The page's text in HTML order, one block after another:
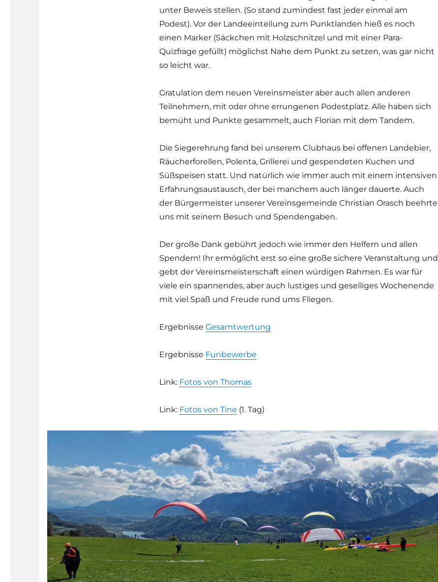
unter Beweis stellen. (So stand zumindest fast jeder einmal am
Podest). Vor der Landeeinteilung zum Punktlanden hieß es noch
einen Marker (Säckchen mit Holzschnitzel und mit einer Para-
Quizfrage gefüllt) möglichst Nahe dem Punkt zu setzen, was gar nicht
so leicht war.
Gratulation dem neuen Vereinsmeister aber auch allen anderen
Teilnehmern, mit oder ohne errungenen Podestplatz. Alle haben sich
bemüht und Punkte gesammelt, auch Florian mit dem Tandem.
Die Siegerehrung fand bei unserem Clubhaus bei offenen Landebier,
Räucherforellen, Polenta, Grillerei und gespendeten Kuchen und
Süßspeisen statt. Und natürlich wie immer auch mit einem intensiven
Erfahrungsaustausch, der bei manchem auch länger dauerte. Auch
der Bürgermeister unserer Vereinsgemeinde Christian Orasch beehrte
uns mit seinem Besuch und Spendengaben.
Der große Dank gebührt jedoch wie immer den Helfern und allen
Spendern! Ihr ermöglicht erst so eine große sichere Veranstaltung und
gebt der Vereinsmeisterschaft einen würdigen Rahmen. Es war für
viele ein spannendes, aber auch lustiges und geselliges Wochenende
mit viel Spaß und Freude rund ums Fliegen.
Ergebnisse Gesamtwertung
Ergebnisse Funbewerbe
Link: Fotos von Thomas
Link: Fotos von Tine (1. Tag)